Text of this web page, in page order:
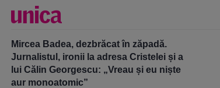
Mircea Badea, dezbrăcat în zăpadă.
Jurnalistul, ironii la adresa Cristelei și a
lui Călin Georgescu: „Vreau și eu niște
aur monoatomic”